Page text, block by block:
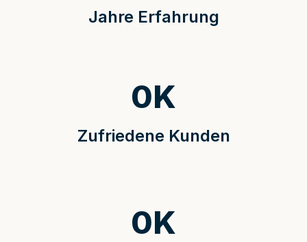
Jahre Erfahrung
Zufriedene Kunden
0K
0K